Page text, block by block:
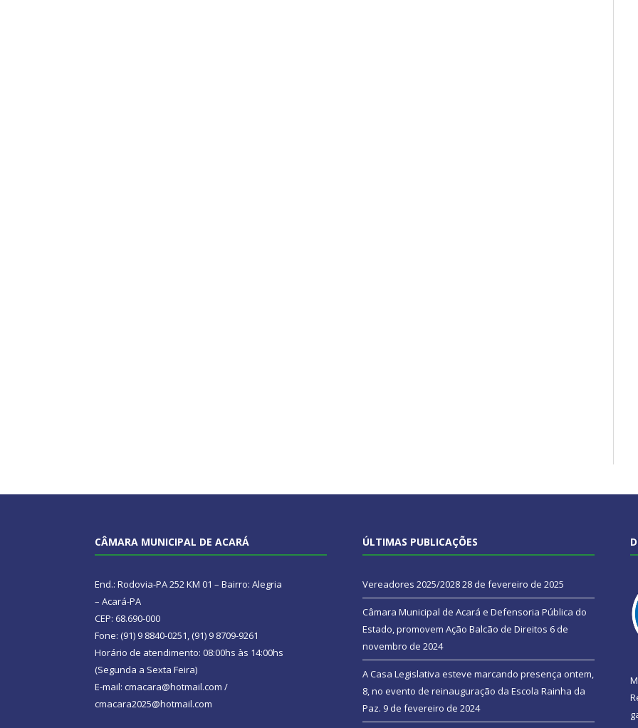
CÂMARA MUNICIPAL DE ACARÁ
End.: Rodovia-PA 252 KM 01 – Bairro: Alegria
– Acará-PA
CEP: 68.690-000
Fone: (91) 9 8840-0251, (91) 9 8709-9261
Horário de atendimento: 08:00hs às 14:00hs
(Segunda a Sexta Feira)
E-mail: cmacara@hotmail.com /
cmacara2025@hotmail.com
ÚLTIMAS PUBLICAÇÕES
Vereadores 2025/202828 de fevereiro de 2025
Câmara Municipal de Acará e Defensoria Pública do
Estado, promovem Ação Balcão de Direitos 6 de
novembro de 2024
A Casa Legislativa esteve marcando presença ontem,
8, no evento de reinauguração da Escola Rainha da
Paz. 9 de fevereiro de 2024